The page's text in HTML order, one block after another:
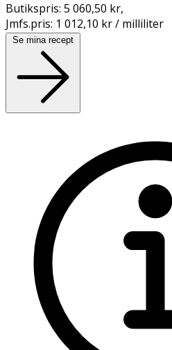
Butikspris: 5 060,50 kr,
Jmfs.pris: 1 012,10 kr / milliliter
Se mina recept